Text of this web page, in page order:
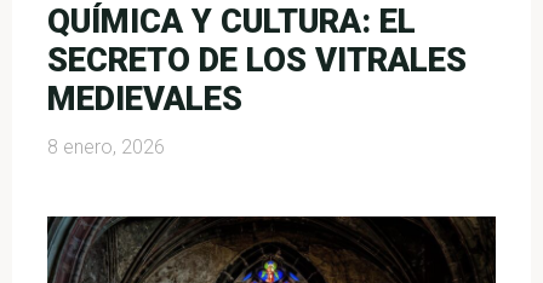
QUÍMICA Y CULTURA: EL
SECRETO DE LOS VITRALES
MEDIEVALES
8 enero, 2026